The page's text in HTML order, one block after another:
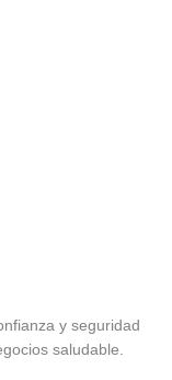
y seguridad
saludable.